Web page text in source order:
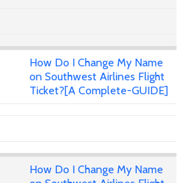
How Do I Change My Name
on Southwest Airlines Flight
Ticket?[A Complete-GUIDE]
How Do I Change My Name